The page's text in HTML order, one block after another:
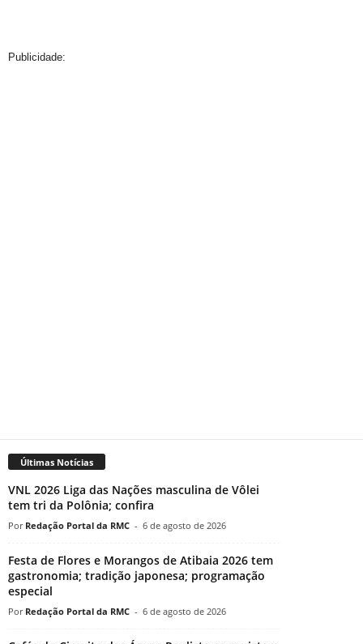
Publicidade:
Últimas Notícias
VNL 2026 Liga das Nações masculina de Vôlei
tem tri da Polônia; confira
Redação Portal da RMC - 6 de agosto de 2026
Festa de Flores e Morangos de Atibaia 2026 tem
gastronomia; tradição japonesa; programação
especial
Redação Portal da RMC - 6 de agosto de 2026